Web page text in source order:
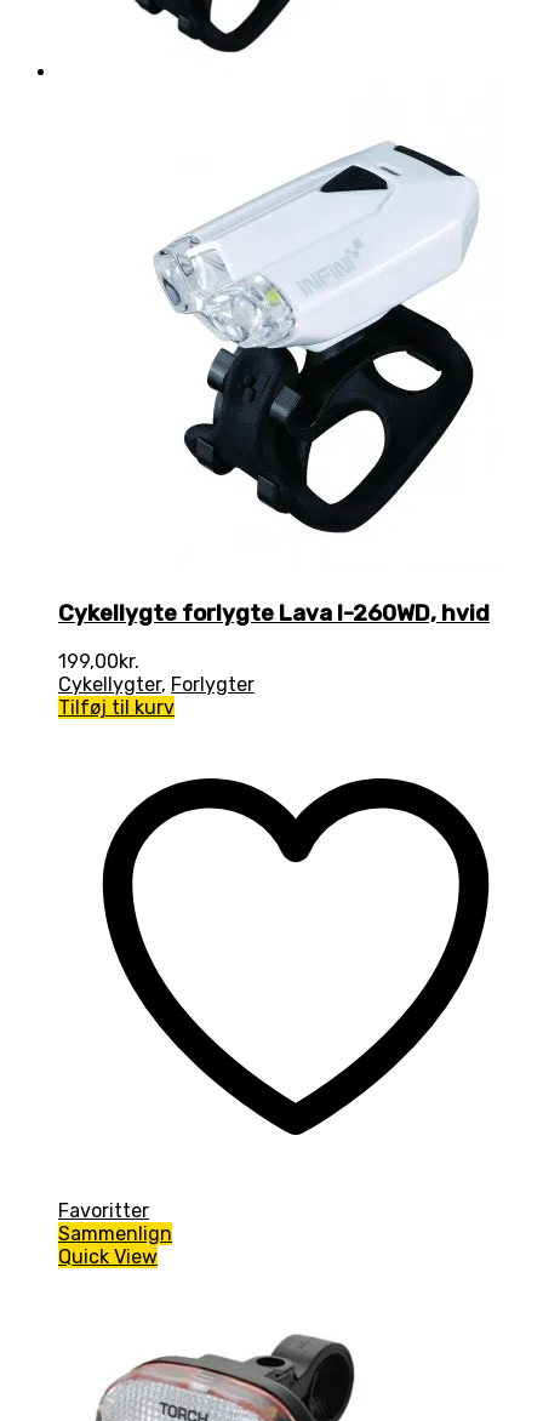
Cykellygte forlygte Lava I-260WD, hvid
199,00kr.
Cykellygter, Forlygter
Tilføj til kurv
Favoritter
Sammenlign
Quick View